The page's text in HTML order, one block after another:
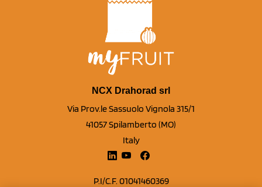
NCX Drahorad srl
Via Prov.le Sassuolo Vignola 315/1
41057 Spilamberto (MO)
Italy
P.I/C.F. 01041460369